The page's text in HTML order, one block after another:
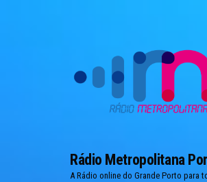
Rádio Metropolitana
A Rádio online do Grande Porto para